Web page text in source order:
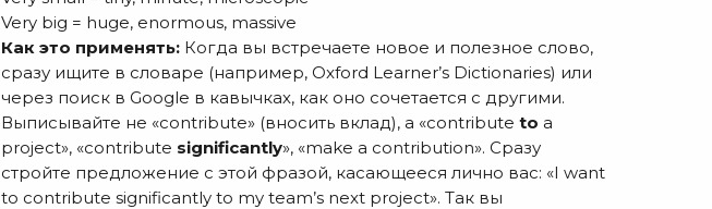
Very big = huge, enormous, massive
Как это применять: Когда вы встречаете новое и полезное слово,
сразу ищите в словаре (например, Oxford Learner’s Dictionaries) или
через поиск в Google в кавычках, как оно сочетается с другими.
Выписывайте не «contribute» (вносить вклад), а «contribute to a
project», «contribute significantly», «make a contribution». Сразу
стройте предложение с этой фразой, касающееся лично вас: «I want
to contribute significantly to my team’s next project». Так вы